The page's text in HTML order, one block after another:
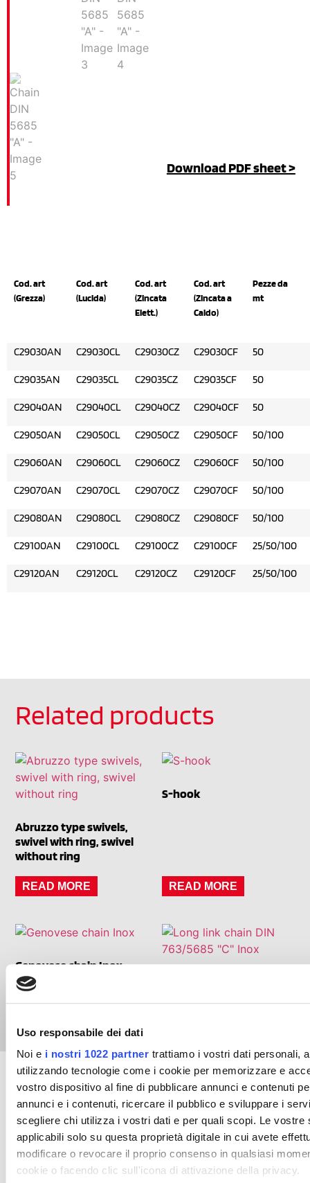
Uso responsabile dei dati
Noi e i nostri 1022 partnertrattiamo i vostri dati personali,
utilizzando tecnologie come i cookie per memorizzare e
vostro dispositivo al fine di pubblicare annunci e contenuti
annunci e i contenuti, ricercare il pubblico e sviluppare i
scegliere chi utilizza i vostri dati e per quali scopi. Le
applicabili solo su questa proprietà digitale in cui avete
modificare o revocare il proprio consenso in qualsiasi
cookie o facendo clic sull'icona di attivazione della privacy.
Download PDF sheet >
Cod. art
(Grezza)
Cod. art
(Lucida)
Cod. art
(Zincata
Elett.)
Cod. art
(Zincata a
Caldo)
Pezze da
mt
C29030AN C29030CL C29030CZ C29030CF 50
C29035AN C29035CL C29035CZ C29035CF 50
C29040AN C29040CL C29040CZ C29040CF 50
C29050AN C29050CL C29050CZ C29050CF 50/100
C29060AN C29060CL C29060CZ C29060CF 50/100
C29070AN C29070CL C29070CZ C29070CF 50/100
C29080AN C29080CL C29080CZ C29080CF 50/100
C29100AN C29100CL C29100CZ C29100CF 25/50/100
C29120AN C29120CL C29120CZ C29120CF 25/50/100
Related products
Abruzzo type swivels,
swivel with ring, swivel
without ring
READ MORE
S-hook
READ MORE
Genovese chain Inox
READ MORE
Download the new
2024 catalog